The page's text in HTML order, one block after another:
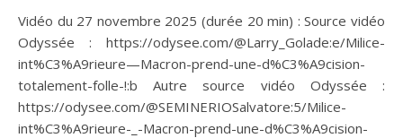
Vidéo du 27 novembre 2025 (durée 20 min) : Source vidéo
Odyssée : https://odysee.com/@Larry_Golade:e/Milice-
int%C3%A9rieure—Macron-prend-une-d%C3%A9cision-
totalement-folle-!:b Autre source vidéo Odyssée :
https://odysee.com/@SEMINERIOSalvatore:5/Milice-
int%C3%A9rieure-_-Macron-prend-une-d%C3%A9cision-